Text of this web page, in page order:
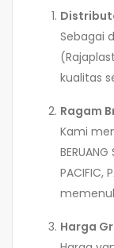
Sebagai
kualitas
Ragam
Kami
BERUANG
PACIFIC,
Harga